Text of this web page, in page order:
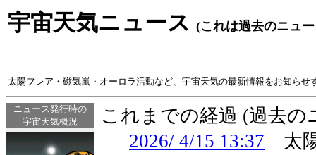
宇宙天気ニュース (これは過去のニュ
太陽フレア・磁気嵐・オーロラ活動など、宇宙天気の最新情報をお知らせ
ニュース発行時の
宇宙天気概況
これまでの経過 (過去
2026/ 4/15 13:37 太